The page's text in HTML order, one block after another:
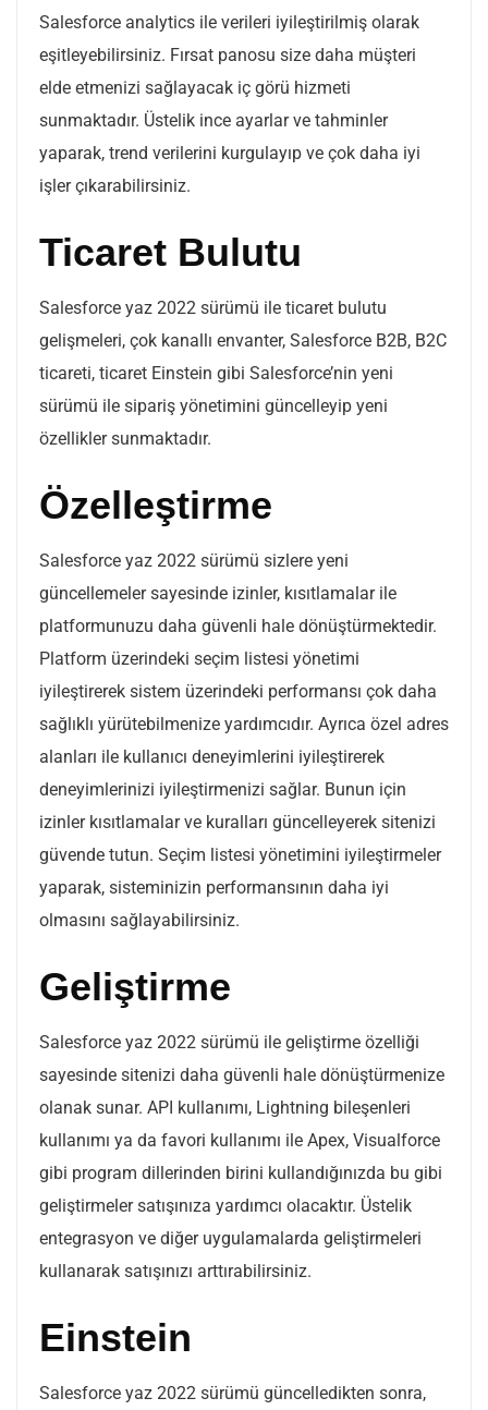
Salesforce analytics ile verileri iyileştirilmiş olarak
eşitleyebilirsiniz. Fırsat panosu size daha müşteri
elde etmenizi sağlayacak iç görü hizmeti
sunmaktadır. Üstelik ince ayarlar ve tahminler
yaparak, trend verilerini kurgulayıp ve çok daha iyi
işler çıkarabilirsiniz.
Ticaret Bulutu
Salesforce yaz 2022 sürümü ile ticaret bulutu
gelişmeleri, çok kanallı envanter, Salesforce B2B, B2C
ticareti, ticaret Einstein gibi Salesforce’nin yeni
sürümü ile sipariş yönetimini güncelleyip yeni
özellikler sunmaktadır.
Özelleştirme
Salesforce yaz 2022 sürümü sizlere yeni
güncellemeler sayesinde izinler, kısıtlamalar ile
platformunuzu daha güvenli hale dönüştürmektedir.
Platform üzerindeki seçim listesi yönetimi
iyileştirerek sistem üzerindeki performansı çok daha
sağlıklı yürütebilmenize yardımcıdır. Ayrıca özel adres
alanları ile kullanıcı deneyimlerini iyileştirerek
deneyimlerinizi iyileştirmenizi sağlar. Bunun için
izinler kısıtlamalar ve kuralları güncelleyerek sitenizi
güvende tutun. Seçim listesi yönetimini iyileştirmeler
yaparak, sisteminizin performansının daha iyi
olmasını sağlayabilirsiniz.
Geliştirme
Salesforce yaz 2022 sürümü ile geliştirme özelliği
sayesinde sitenizi daha güvenli hale dönüştürmenize
olanak sunar. API kullanımı, Lightning bileşenleri
kullanımı ya da favori kullanımı ile Apex, Visualforce
gibi program dillerinden birini kullandığınızda bu gibi
geliştirmeler satışınıza yardımcı olacaktır. Üstelik
entegrasyon ve diğer uygulamalarda geliştirmeleri
kullanarak satışınızı arttırabilirsiniz.
Einstein
Salesforce yaz 2022 sürümü güncelledikten sonra,